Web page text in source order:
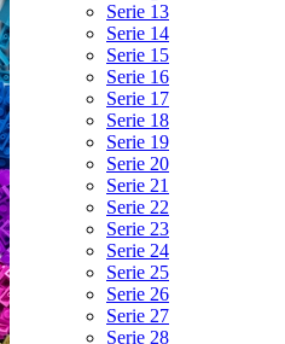
Serie 13
Serie 14
Serie 15
Serie 16
Serie 17
Serie 18
Serie 19
Serie 20
Serie 21
Serie 22
Serie 23
Serie 24
Serie 25
Serie 26
Serie 27
Serie 28